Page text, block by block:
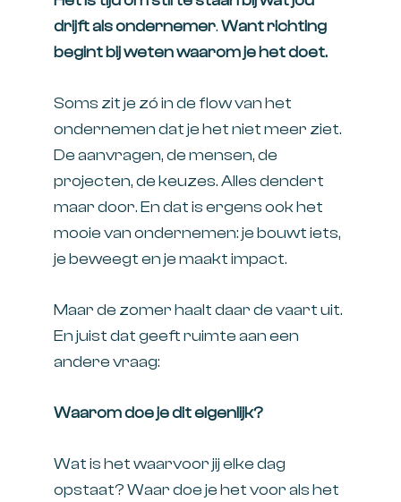
drijft als ondernemer.Want richting
begint bij weten waarom je het doet.
Soms zit je zó in de flow van het
ondernemen dat je het niet meer ziet.
De aanvragen, de mensen, de
projecten, de keuzes. Alles dendert
maar door. En dat is ergens ook het
mooie van ondernemen: je bouwt iets,
je beweegt en je maakt impact.
Maar de zomer haalt daar de vaart uit.
En juist dat geeft ruimte aan een
andere vraag:
Waarom doe je dit eigenlijk?
Wat is het waarvoor jij elke dag
opstaat? Waar doe je het voor als het